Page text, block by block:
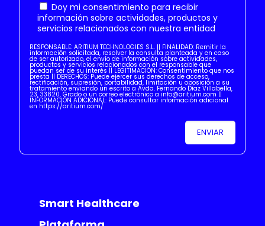
Doy mi consentimiento para recibir
información sobre actividades, productos y
servicios relacionados con nuestra entidad
RESPONSABLE: ARITIUM TECHNOLOGIES S.L. || FINALIDAD: Remitir la
información solicitada, resolver la consulta planteada y en caso
de ser autorizado, el envío de información sobre actividades,
productos y servicios relacionados con el responsable que
puedan ser de su interés || LEGITIMACIÓN: Consentimiento que nos
presta || DERECHOS: Puede ejercer sus derechos de acceso,
rectificación, supresión, portabilidad, limitación u oposición a su
tratamiento enviando un escrito a Avda. Fernando Díaz Villabella,
23, 33820, Grado o un correo electrónico a info@aritium.com ||
INFORMACIÓN ADICIONAL: Puede consultar información adicional
en https://aritium.com/
Smart Healthcare